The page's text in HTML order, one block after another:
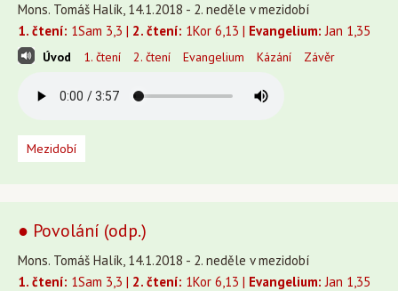
Mons. Tomáš Halík, 14.1.2018 - 2. neděle v mezidobí
1. čtení: 1Sam 3,3 | 2. čtení: 1Kor 6,13 | Evangelium: Jan 1,35
Úvod 1. čtení 2. čtení Evangelium Kázání Závěr
Mezidobí
● Povolání (odp.)
Mons. Tomáš Halík, 14.1.2018 - 2. neděle v mezidobí
1. čtení: 1Sam 3,3 | 2. čtení: 1Kor 6,13 | Evangelium: Jan 1,35